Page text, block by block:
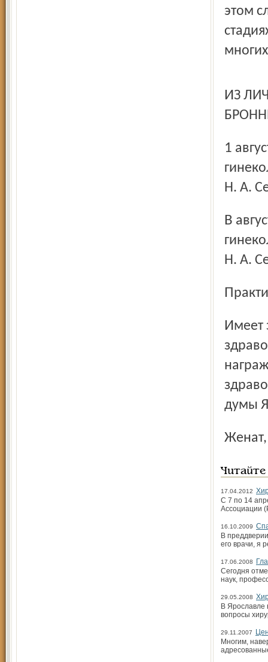
этом
ИЗ ЛИЧНОГО ДЕЛА АЛЕКСАНДРА ВИТАЛЬЕВИЧА
1 августа 1979 года принят на работу врачом-интерном в
Н. А.
В августе 1983 года назначен заведующим
Н. А.
Имеет звания: «Заслуженный врач России», «Отличник
думы
17.04.2012
С 7 по 14
Ассоциации
16.10.2009
В
его врачи, я
17.06.2008
Сегодня
наук,
29.05.2008
В Ярославле
вопросы
29.11.2007
Многим,